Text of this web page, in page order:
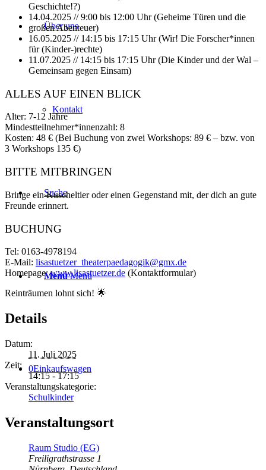
Über uns
Kontakt
Suche
Menü Menü
0Einkaufswagen
Geschichte!?)
14.04.2025 // 9:00 bis 12:00 Uhr (Geheime Türen und die
großen Abenteuer)
16.05.2025 // 14:15 bis 17:15 Uhr (Wir! Die Forscher*innen
für (Kinder-)rechte)
11.07.2025 // 14:15 bis 17:15 Uhr (Die Kinder und der Wal –
Gemeinsam gegen Einsam)
ALLES AUF EINEN BLICK
Alter: 7-12 Jahre
Mindestteilnehmer*innenzahl: 8
Kosten: 48 € (Bei Buchung von zwei Workshops: 89 € – bzw. von
3 Workshops 135 €)
BITTE MITBRINGEN
Bringe ein Kuscheltier oder einen Gegenstand mit, der dich an gute
Freunde erinnert.
BUCHUNG
Tel: 0163-4978194
E-Mail: lisastuetzer_theaterpaedagogik@gmx.de
Homepage:www.lisastuetzer.de (Kontaktformular)
Reinträumen lohnt sich! 🌟
Details
Datum:
11. Juli 2025
Zeit:
14:15 - 17:15
Veranstaltungskategorie:
Schulkinder
Veranstaltungsort
Raum Studio (EG)
Freiligrathstrasse 1